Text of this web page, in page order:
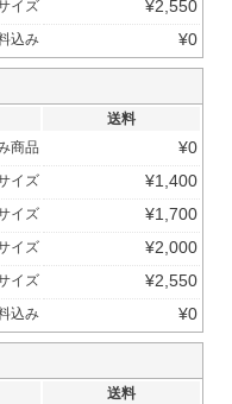
イズ ¥2,550
込み ¥0
送料
商品
¥0
イズ ¥1,400
イズ ¥1,700
イズ ¥2,000
イズ ¥2,550
込み ¥0
送料